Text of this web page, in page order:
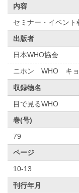
内容
セミナー・イベント
出版者
日本WHO協会
ニホン WHO キョ
収録物名
目で見るWHO
巻(号)
79
ページ
10-13
刊行年月